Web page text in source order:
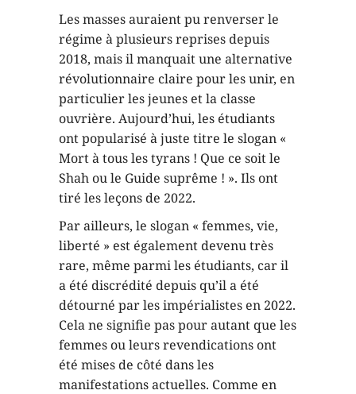
Les masses auraient pu renverser le
régime à plusieurs reprises depuis
2018, mais il manquait une alternative
révolutionnaire claire pour les unir, en
particulier les jeunes et la classe
ouvrière. Aujourd’hui, les étudiants
ont popularisé à juste titre le slogan «
Mort à tous les tyrans ! Que ce soit le
Shah ou le Guide suprême ! ». Ils ont
tiré les leçons de 2022.
Par ailleurs, le slogan « femmes, vie,
liberté » est également devenu très
rare, même parmi les étudiants, car il
a été discrédité depuis qu’il a été
détourné par les impérialistes en 2022.
Cela ne signifie pas pour autant que les
femmes ou leurs revendications ont
été mises de côté dans les
manifestations actuelles. Comme en